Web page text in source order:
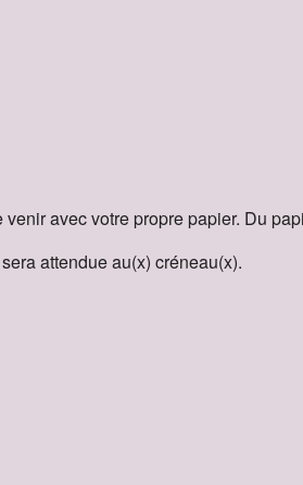
avec votre propre papier. Du
attendue au(x) créneau(x).